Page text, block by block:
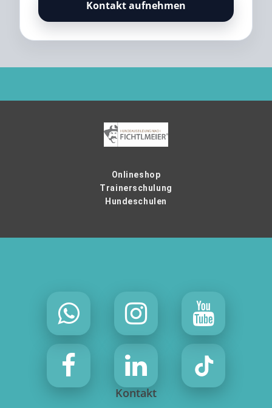
Kontakt aufnehmen
Onlineshop
Trainerschulung
Hundeschulen
Kontakt